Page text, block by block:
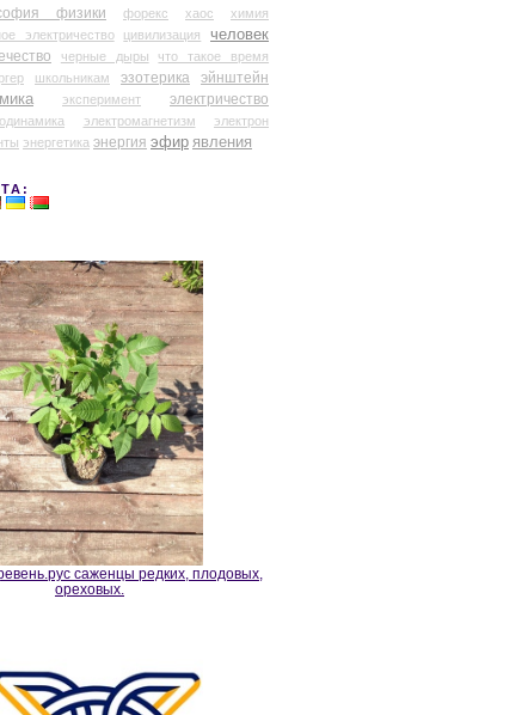
физики форекс хаос
химия
электричество
цивилизация человек
черные дыры
что такое время
школьникам эзотерика
эйнштейн
эксперимент электричество
электромагнетизм
электрон
энергетика энергия эфир явления
саженцы редких, плодовых,
ореховых.